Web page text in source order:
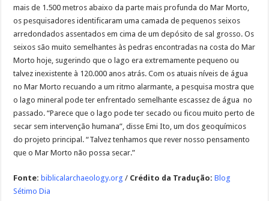
mais de 1.500 metros abaixo da parte mais profunda do Mar Morto,
os pesquisadores identificaram uma camada de pequenos seixos
arredondados assentados em cima de um depósito de sal grosso. Os
seixos são muito semelhantes às pedras encontradas na costa do Mar
Morto hoje, sugerindo que o lago era extremamente pequeno ou
talvez inexistente à 120.000 anos atrás. Com os atuais níveis de água
no Mar Morto recuando a um ritmo alarmante, a pesquisa mostra que
o lago mineral pode ter enfrentado semelhante escassez de água no
passado. “Parece que o lago pode ter secado ou ficou muito perto de
secar sem intervenção humana”, disse Emi Ito, um dos geoquímicos
do projeto principal. “Talvez tenhamos que rever nosso pensamento
que o Mar Morto não possa secar.”
Fonte: biblicalarchaeology.org / Crédito da Tradução: Blog
Sétimo Dia